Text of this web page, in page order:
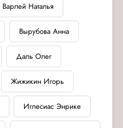
Варлей Наталья
Вырубова Анна
Даль Олег
Жижикин Игорь
Иглесиас Энрике